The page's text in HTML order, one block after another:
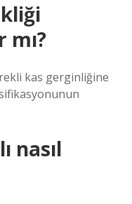
kas gerginliğine
nasıl